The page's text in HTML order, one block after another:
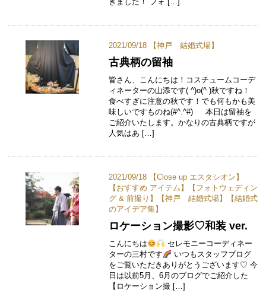
2021/09/18 【神戸 結婚式場】
古典柄の留袖
皆さん、こんにちは！コスチュームコーデ
ィネーターの山添です( ^)o(^ )秋ですね！
食べすぎに注意の秋です！でも何もかも美
味しいですものね(#^.^#) 本日は留袖を
ご紹介いたします。かなりの古典柄ですが
人気はあ […]
2021/09/18 【Close up エスタシオン 】
【 おすすめ アイテム 】【 フォトウェディン
グ & 前撮り 】【神戸 結婚式場】【結婚式
のアイデア集】
ロケーション撮影♡和装 ver.
こんにちは
セレモニーコーディネー
ターの三村です
いつもスタッフブログ
をご覧いただきありがとうございます♡ 今
日は以前5月、6月のブログでご紹介した
【ロケーション撮 […]